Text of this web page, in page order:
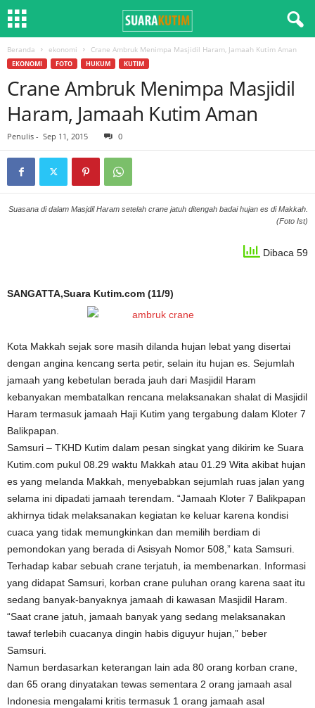
Beranda ekonomi Crane Ambruk Menimpa Masjidil Haram, Jamaah Kutim Aman
EKONOMI FOTO HUKUM KUTIM
Crane Ambruk Menimpa Masjidil
Haram, Jamaah Kutim Aman
Penulis - Sep 11, 2015 0
Suasana di dalam Masjdil Haram setelah crane jatuh ditengah badai hujan es di Makkah.
(Foto Ist)
Dibaca 59
SANGATTA,Suara Kutim.com (11/9)
Kota Makkah sejak sore masih dilanda hujan lebat yang disertai
dengan angina kencang serta petir, selain itu hujan es. Sejumlah
jamaah yang kebetulan berada jauh dari Masjidil Haram
kebanyakan membatalkan rencana melaksanakan shalat di Masjidil
Haram termasuk jamaah Haji Kutim yang tergabung dalam Kloter 7
Balikpapan.
Samsuri – TKHD Kutim dalam pesan singkat yang dikirim ke Suara
Kutim.com pukul 08.29 waktu Makkah atau 01.29 Wita akibat hujan
es yang melanda Makkah, menyebabkan sejumlah ruas jalan yang
selama ini dipadati jamaah terendam. “Jamaah Kloter 7 Balikpapan
akhirnya tidak melaksanakan kegiatan ke keluar karena kondisi
cuaca yang tidak memungkinkan dan memilih berdiam di
pemondokan yang berada di Asisyah Nomor 508,” kata Samsuri.
Terhadap kabar sebuah crane terjatuh, ia membenarkan. Informasi
yang didapat Samsuri, korban crane puluhan orang karena saat itu
sedang banyak-banyaknya jamaah di kawasan Masjidil Haram.
“Saat crane jatuh, jamaah banyak yang sedang melaksanakan
tawaf terlebih cuacanya dingin habis diguyur hujan,” beber
Samsuri.
Namun berdasarkan keterangan lain ada 80 orang korban crane,
dan 65 orang dinyatakan tewas sementara 2 orang jamaah asal
Indonesia mengalami kritis termasuk 1 orang jamaah asal